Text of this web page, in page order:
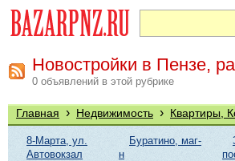
Новостройки в Пензе,
0 объявлений в этой рубрике
Главная › Недвижимость › Квартиры,
8-Марта, ул.
Автовокзал
Буратино, маг-
н